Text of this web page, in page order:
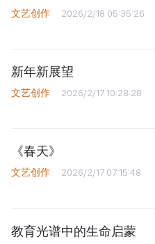
文艺创作 2026/2/18 05:35:26
新年新展望
文艺创作 2026/2/17 10:28:28
《春天》
文艺创作 2026/2/17 07:15:48
教育光谱中的生命启蒙